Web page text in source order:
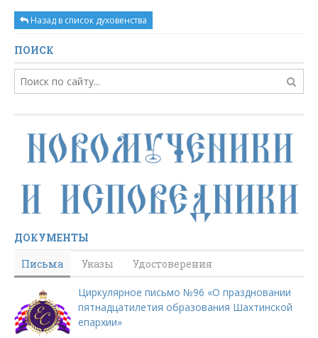
Назад в список духовенства
ПОИСК
ДОКУМЕНТЫ
Письма
Указы Удостоверения
Циркулярное письмо №96 «О праздновании
пятнадцатилетия образования Шахтинской
епархии»